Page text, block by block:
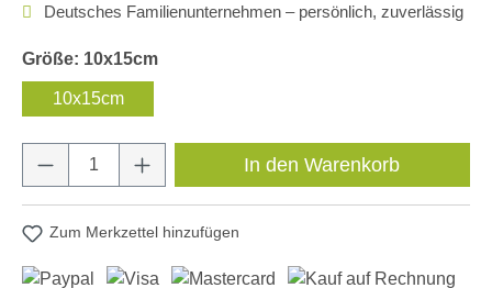
Deutsches Familienunternehmen – persönlich, zuverlässig
Größe: 10x15cm
10x15cm
Produkt Anzahl: Gib den gewünschten
In den Warenkorb
Zum Merkzettel hinzufügen